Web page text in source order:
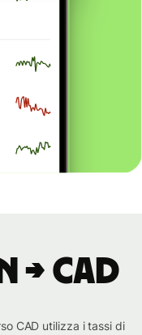
→ CAD
CAD utilizza i tassi di